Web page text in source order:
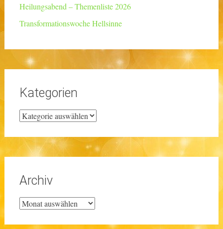
Heilungsabend – Themenliste 2026
Transformationswoche Hellsinne
Kategorien
Kategorien
Archiv
Archiv